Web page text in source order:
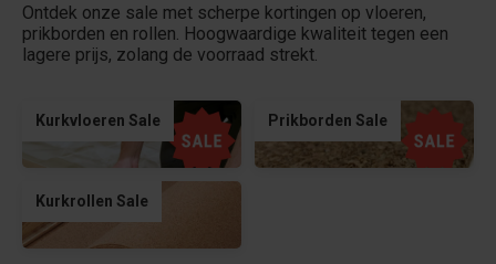
Ontdek onze sale met scherpe kortingen op vloeren,
prikborden en rollen. Hoogwaardige kwaliteit tegen een
lagere prijs, zolang de voorraad strekt.
Kurkvloeren Sale Prikborden Sale
Kurkrollen Sale